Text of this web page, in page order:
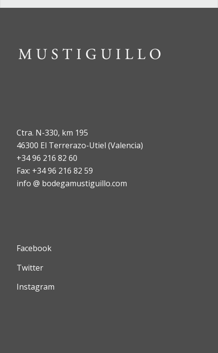
Ctra. N-330, km 195
46300 El Terrerazo-Utiel (Valencia)
+34 96 216 82 60
Fax: +34 96 216 82 59
info @ bodegamustiguillo.com
Facebook
Twitter
Instagram